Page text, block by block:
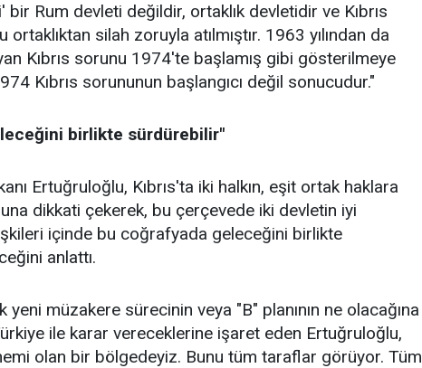
bir Rum devleti değildir, ortaklık devletidir ve Kıbrıs
ortaklıktan silah zoruyla atılmıştır. 1963 yılından da
Kıbrıs sorunu 1974'te başlamış gibi gösterilmeye
Kıbrıs sorununun başlangıcı değil sonucudur."
birlikte sürdürebilir"
Ertuğruloğlu, Kıbrıs'ta iki halkın, eşit ortak haklara
dikkati çekerek, bu çerçevede iki devletin iyi
içinde bu coğrafyada geleceğini birlikte
anlattı.
yeni müzakere sürecinin veya "B" planının ne olacağına
ile karar vereceklerine işaret eden Ertuğruloğlu,
olan bir bölgedeyiz. Bunu tüm taraflar görüyor. Tüm